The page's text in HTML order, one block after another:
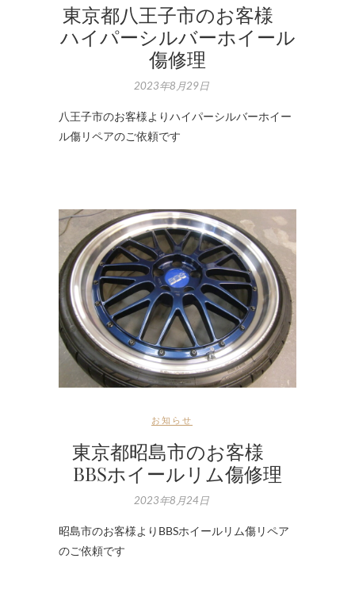
東京都八王子市のお客様
ハイパーシルバーホイール
傷修理
2023年8月29日
八王子市のお客様よりハイパーシルバーホイー
ル傷リペアのご依頼です
お知らせ
東京都昭島市のお客様
BBSホイールリム傷修理
2023年8月24日
昭島市のお客様よりBBSホイールリム傷リペア
のご依頼です